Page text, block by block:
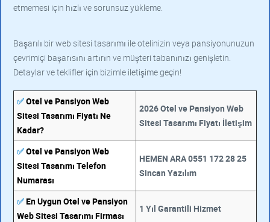
etmemesi için hızlı ve sorunsuz yükleme.
Başarılı bir web sitesi tasarımı ile otelinizin veya pansiyonunuzun
çevrimiçi başarısını artırın ve müşteri tabanınızı genişletin.
Detaylar ve teklifler için bizimle iletişime geçin!
✅Otel ve Pansiyon Web
Sitesi Tasarımı Fiyatı Ne
Kadar?
2026 Otel ve Pansiyon Web
Sitesi Tasarımı Fiyatı İletişim
✅Otel ve Pansiyon Web
Sitesi Tasarımı Telefon
Numarası
HEMEN ARA 0551 172 28 25
Sincan Yazılım
✅En Uygun Otel ve Pansiyon
Web Sitesi Tasarımı Firması
1 Yıl Garantili Hizmet